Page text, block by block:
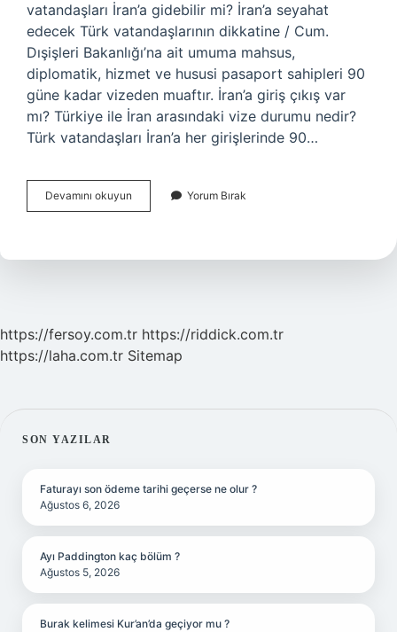
vatandaşları İran’a gidebilir mi? İran’a seyahat
edecek Türk vatandaşlarının dikkatine / Cum.
Dışişleri Bakanlığı’na ait umuma mahsus,
diplomatik, hizmet ve hususi pasaport sahipleri 90
güne kadar vizeden muaftır. İran’a giriş çıkış var
mı? Türkiye ile İran arasındaki vize durumu nedir?
Türk vatandaşları İran’a her girişlerinde 90…
Devamını okuyun
Gezmek
Mi
Yorum Bırak
https://fersoy.com.tr https://riddick.com.tr
https://laha.com.tr Sitemap
SIDEBAR
SON YAZILAR
Faturayı son ödeme tarihi geçerse ne olur ?
Ağustos 6, 2026
Ayı Paddington kaç bölüm ?
Ağustos 5, 2026
Burak kelimesi Kur’an’da geçiyor mu ?